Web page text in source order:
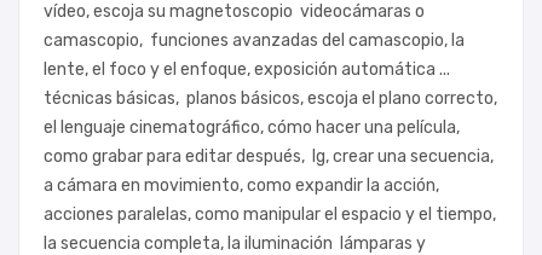
vídeo, escoja su magnetoscopio videocámaras o
camascopio, funciones avanzadas del camascopio, la
lente, el foco y el enfoque, exposición automática ...
técnicas básicas, planos básicos, escoja el plano correcto,
el lenguaje cinematográfico, cómo hacer una película,
como grabar para editar después, lg, crear una secuencia,
a cámara en movimiento, como expandir la acción,
acciones paralelas, como manipular el espacio y el tiempo,
la secuencia completa, la iluminación lámparas y